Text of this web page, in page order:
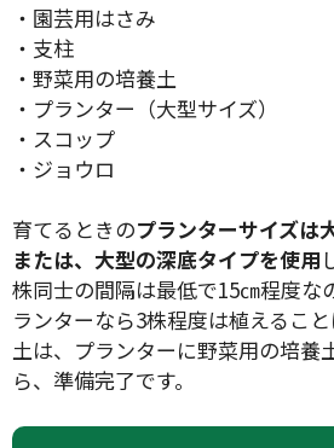
・園芸用はさみ
・支柱
・野菜用の培養土
・プランター（大型サイズ）
・スコップ
・ジョウロ
育てるときのプランターサイズは
または、大型の深底タイプを使用
株同士の間隔は最低で15㎝程度な
ランターなら3株程度は植えること
土は、プランターに野菜用の培養
ら、準備完了です。